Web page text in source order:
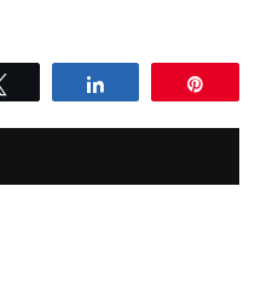
Compartir